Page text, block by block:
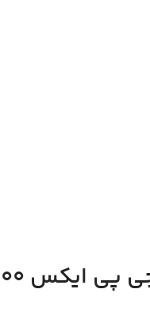
مزایا، معایب، و قیمت